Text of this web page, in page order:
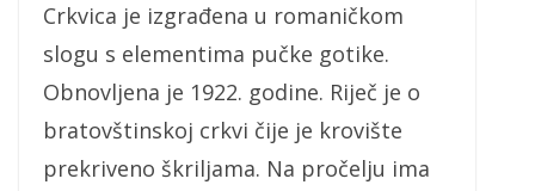
Crkvica je izgrađena u romaničkom
slogu s elementima pučke gotike.
Obnovljena je 1922. godine. Riječ je o
bratovštinskoj crkvi čije je krovište
prekriveno škriljama. Na pročelju ima